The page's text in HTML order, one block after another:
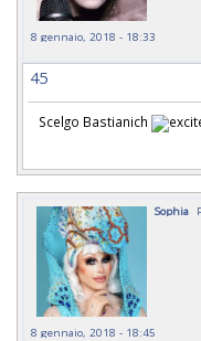
8 gennaio, 2018 - 18:33
45
Scelgo Bastianich
Sophia
8 gennaio, 2018 - 18:45